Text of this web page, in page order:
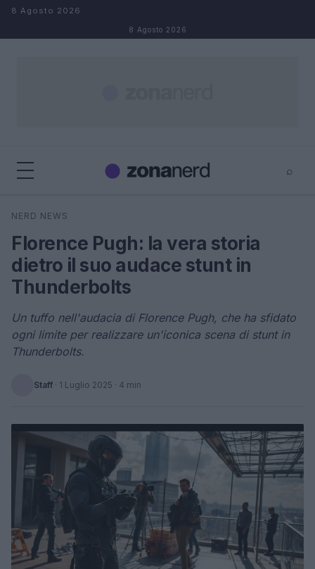
Salta al contenuto
8 Agosto 2026
8 Agosto 2026
⌕
Cerca
NERD NEWS
Florence Pugh: la vera storia
dietro il suo audace stunt in
Thunderbolts
Un tuffo nell'audacia di Florence Pugh, che ha sfidato
ogni limite per realizzare un'iconica scena di stunt in
Thunderbolts.
Staff · 1 Luglio 2025 · 4 min